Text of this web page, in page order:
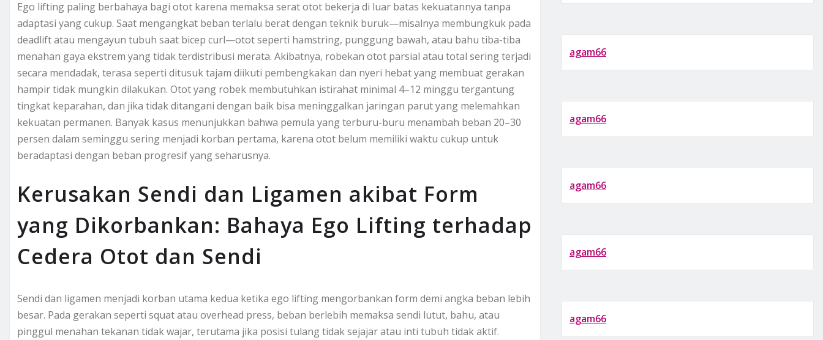
Ego lifting paling berbahaya bagi otot karena memaksa serat otot bekerja di luar batas kekuatannya tanpa
adaptasi yang cukup. Saat mengangkat beban terlalu berat dengan teknik buruk—misalnya membungkuk pada
deadlift atau mengayun tubuh saat bicep curl—otot seperti hamstring, punggung bawah, atau bahu tiba-tiba
menahan gaya ekstrem yang tidak terdistribusi merata. Akibatnya, robekan otot parsial atau total sering terjadi
secara mendadak, terasa seperti ditusuk tajam diikuti pembengkakan dan nyeri hebat yang membuat gerakan
hampir tidak mungkin dilakukan. Otot yang robek membutuhkan istirahat minimal 4–12 minggu tergantung
tingkat keparahan, dan jika tidak ditangani dengan baik bisa meninggalkan jaringan parut yang melemahkan
kekuatan permanen. Banyak kasus menunjukkan bahwa pemula yang terburu-buru menambah beban 20–30
persen dalam seminggu sering menjadi korban pertama, karena otot belum memiliki waktu cukup untuk
beradaptasi dengan beban progresif yang seharusnya.
Kerusakan Sendi dan Ligamen akibat Form
yang Dikorbankan: Bahaya Ego Lifting terhadap
Cedera Otot dan Sendi
Sendi dan ligamen menjadi korban utama kedua ketika ego lifting mengorbankan form demi angka beban lebih
besar. Pada gerakan seperti squat atau overhead press, beban berlebih memaksa sendi lutut, bahu, atau
pinggul menahan tekanan tidak wajar, terutama jika posisi tulang tidak sejajar atau inti tubuh tidak aktif.
agam66
agam66
agam66
agam66
agam66